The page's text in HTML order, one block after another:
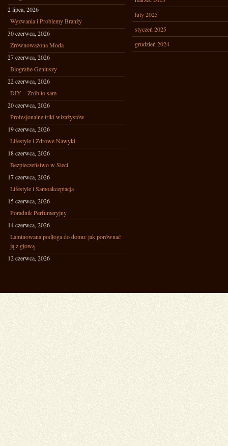
2 lipca, 2026
Wyzwania i Problemy Branży
30 czerwca, 2026
Zrównoważona Moda
27 czerwca, 2026
Biografie Geniuszy
22 czerwca, 2026
DIY – Zrób to sam
20 czerwca, 2026
Profesjonalne triki wizażystów
19 czerwca, 2026
Lifestyle i Zdrowe Nawyki
18 czerwca, 2026
Bezpieczeństwo w Sieci
17 czerwca, 2026
Lifestyle i Samoakceptacja
15 czerwca, 2026
Poradnik Perfumeryjny
14 czerwca, 2026
Laminowana podłoga do domu: jak porównać
ją z głową
12 czerwca, 2026
luty 2025
styczeń 2025
grudzień 2024